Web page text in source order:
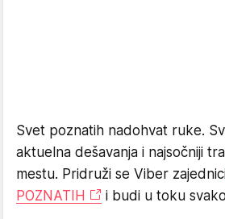
Svet poznatih nadohvat ruke.
aktuelna dešavanja i najsočniji
mestu. Pridruži se Viber
POZNATIH
i budi u toku